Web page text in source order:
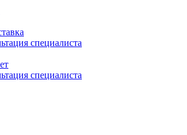
специалиста
специалиста